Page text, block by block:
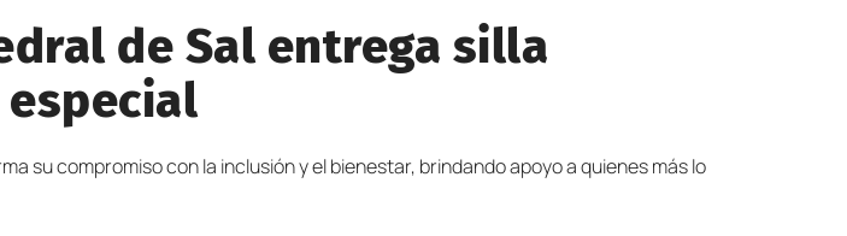
de Sal entrega silla
su compromiso con la inclusión y el bienestar, brindando apoyo a quienes más lo